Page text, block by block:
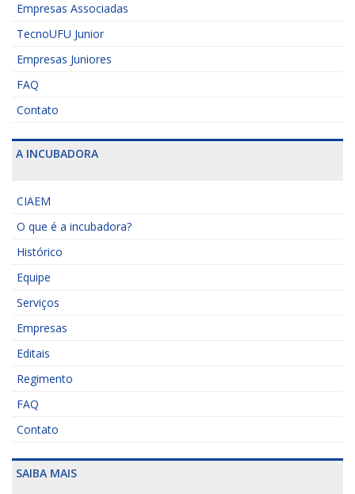
Empresas Associadas
TecnoUFU Junior
Empresas Juniores
FAQ
Contato
A INCUBADORA
CIAEM
O que é a incubadora?
Histórico
Equipe
Serviços
Empresas
Editais
Regimento
FAQ
Contato
SAIBA MAIS